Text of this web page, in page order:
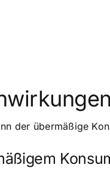
der übermäßige